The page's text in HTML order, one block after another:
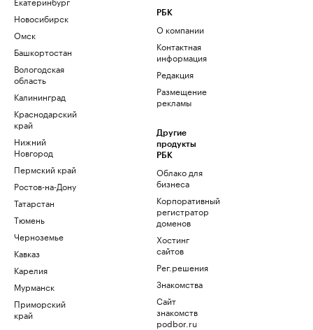
Новосибирск
Омск
Башкортостан
Вологодская
область
Калининград
Краснодарский
край
Нижний
Новгород
Пермский край
Ростов-на-Дону
Татарстан
Тюмень
Черноземье
Кавказ
Карелия
Мурманск
Приморский
край
РБК
О компании
Контактная
информация
Редакция
Размещение
рекламы
Другие
продукты
РБК
Облако для
бизнеса
Корпоративный
регистратор
доменов
Хостинг
сайтов
Рег.решения
Знакомства
Сайт
знакомств
podbor.ru